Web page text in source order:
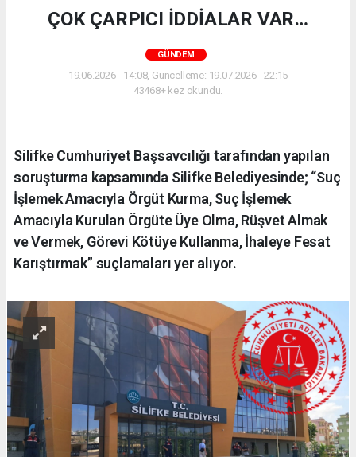
ÇOK ÇARPICI İDDİALAR VAR…
GÜNDEM
19.06.2026 - 14:08, Güncelleme: 19.07.2026 - 22:15
43468+ kez okundu.
Silifke Cumhuriyet Başsavcılığı tarafından yapılan
soruşturma kapsamında Silifke Belediyesinde; “Suç
İşlemek Amacıyla Örgüt Kurma, Suç İşlemek
Amacıyla Kurulan Örgüte Üye Olma, Rüşvet Almak
ve Vermek, Görevi Kötüye Kullanma, İhaleye Fesat
Karıştırmak” suçlamaları yer alıyor.